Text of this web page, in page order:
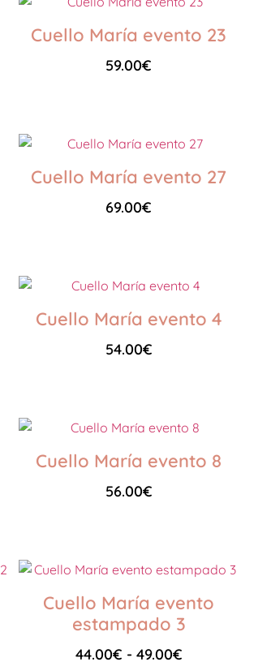
Cuello María evento 23
59.00€
Cuello María evento 27
69.00€
Cuello María evento 4
54.00€
Cuello María evento 8
56.00€
Cuello María evento
estampado 3
44.00€ - 49.00€